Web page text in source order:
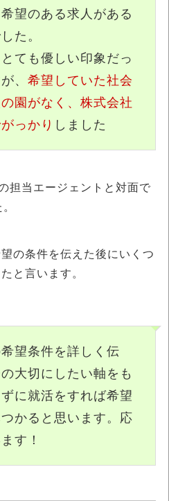
望のある求人がある
た。
ても優しい印象だっ
、 希望していた社会
園がなく、株式会社
っかり しました
担当エージェントと対面で
の条件を伝えた後にいくつ
と言います。
望条件を詳しく伝
大切にしたい軸をも
に就活をすれば希望
かると思います。応
す！